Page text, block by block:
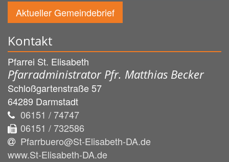
Aktueller Gemeindebrief
Kontakt
Pfarrei St. Elisabeth
Pfarradministrator Pfr. Matthias Becker
Schloßgartenstraße 57
64289 Darmstadt
06151 / 74747
06151 / 732586
Pfarrbuero@St-Elisabeth-DA.de
www.St-Elisabeth-DA.de